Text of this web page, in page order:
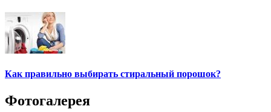
Как правильно выбирать стиральный порошок?
Фотогалерея